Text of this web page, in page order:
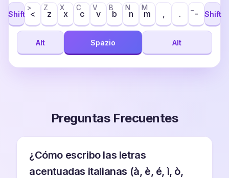
Shift <
>
z
Z
x
X
c
C
v
V
b
B
n
N
m
M
, . - Shift
Alt Spazio Alt
Preguntas Frecuentes
¿Cómo escribo las letras
acentuadas italianas (à, è, é, ì, ò,